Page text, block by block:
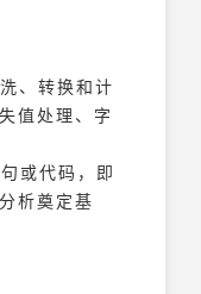
、转换和计
值处理、字
或代码，即
析奠定基